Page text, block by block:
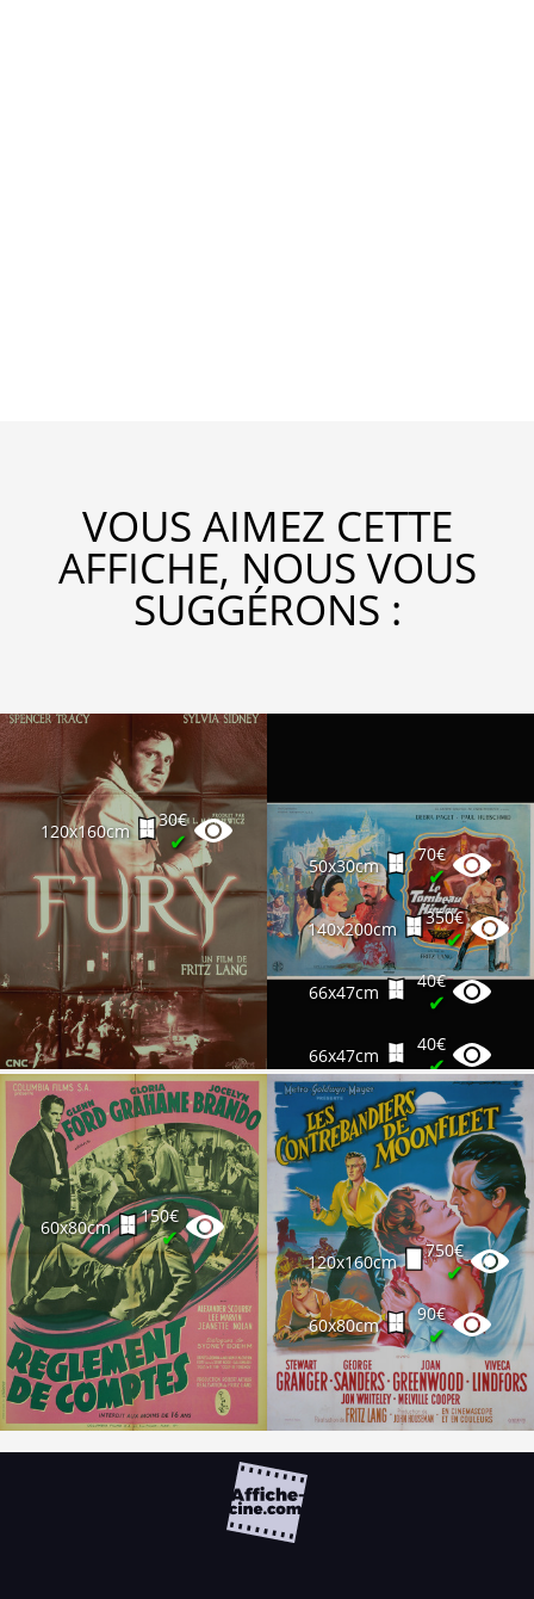
VOUS AIMEZ CETTE
AFFICHE, NOUS VOUS
SUGGÉRONS :
120x160cm
30€
✔
50x30cm
70€
✔
140x200cm
350€
✔
66x47cm
40€
✔
66x47cm
40€
✔
60x80cm
150€
✔
120x160cm
750€
✔
60x80cm
90€
✔